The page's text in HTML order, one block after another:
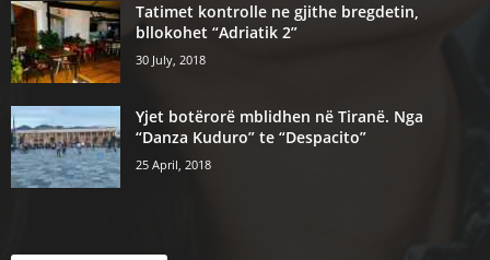
Tatimet kontrolle ne gjithe bregdetin,
bllokohet “Adriatik 2”
30 July, 2018
Yjet botërorë mblidhen në Tiranë. Nga
“Danza Kuduro” te “Despacito”
25 April, 2018